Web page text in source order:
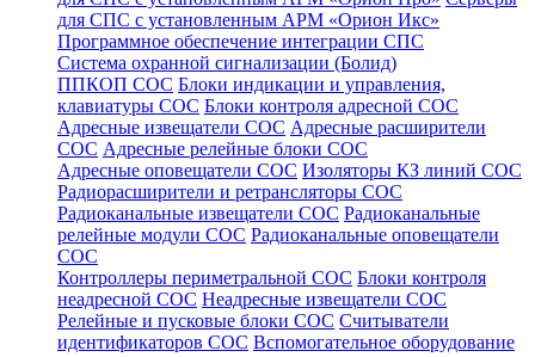
для СПС с установленным АРМ «Орион Икс»
Программное обеспечение интеграции СПС
Система охранной сигнализации (Болид)
ППКОП СОС Блоки индикации и управления,
клавиатуры СОС Блоки контроля адресной СОС
Адресные извещатели СОС Адресные расширители
СОС Адресные релейные блоки СОС
Адресные оповещатели СОС Изоляторы КЗ линий СОС
Радиорасширители и ретрансляторы СОС
Радиоканальные извещатели СОС Радиоканальные
релейные модули СОС Радиоканальные оповещатели
СОС
Контроллеры периметральной СОС Блоки контроля
неадресной СОС Неадресные извещатели СОС
Релейные и пусковые блоки СОС Считыватели
идентификаторов СОС Вспомогательное оборудование